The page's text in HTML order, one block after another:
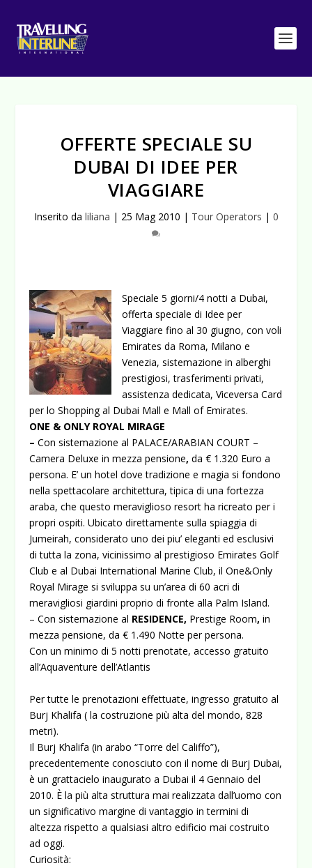
OFFERTE SPECIALE SU
DUBAI DI IDEE PER
VIAGGIARE
Inserito da liliana | 25 Mag 2010 | Tour Operators | 0
Speciale 5 giorni/4 notti a Dubai,
offerta speciale di Idee per
Viaggiare fino al 30 giugno, con voli
Emirates da Roma, Milano e
Venezia, sistemazione in alberghi
prestigiosi, trasferimenti privati,
assistenza dedicata, Viceversa Card
per lo Shopping al Dubai Mall e Mall of Emirates.
ONE & ONLY ROYAL MIRAGE
–Con sistemazione al PALACE/ARABIAN COURT –
Camera Deluxe in mezza pensione,da € 1.320 Euro a
persona. E’ un hotel dove tradizione e magia si fondono
nella spettacolare architettura, tipica di una fortezza
araba, che questo meraviglioso resort ha ricreato per i
propri ospiti. Ubicato direttamente sulla spiaggia di
Jumeirah, considerato uno dei piu’ eleganti ed esclusivi
di tutta la zona, vicinissimo al prestigioso Emirates Golf
Club e al Dubai International Marine Club, il One&Only
Royal Mirage si sviluppa su un’area di 60 acri di
meravigliosi giardini proprio di fronte alla Palm Island.
– Con sistemazione al RESIDENCE, Prestige Room,in
mezza pensione, da € 1.490 Notte per persona.
Con un minimo di 5 notti prenotate, accesso gratuito
all’Aquaventure dell’Atlantis
Per tutte le prenotazioni effettuate, ingresso gratuito al
Burj Khalifa ( la costruzione più alta del mondo, 828
metri).
Il Burj Khalifa (in arabo “Torre del Califfo”),
precedentemente conosciuto con il nome di Burj Dubai,
è un grattacielo inaugurato a Dubai il 4 Gennaio del
2010. È la più alta struttura mai realizzata dall’uomo con
un significativo margine di vantaggio in termini di
altezza rispetto a qualsiasi altro edificio mai costruito
ad oggi.
Curiosità: